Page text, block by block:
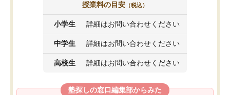
授業料の目安 （税込）
小学生 詳細はお問い合わせください
中学生 詳細はお問い合わせください
高校生 詳細はお問い合わせください
塾探しの窓口編集部からみた